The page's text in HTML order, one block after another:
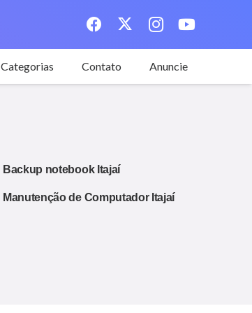
Categorias Contato Anuncie
Backup notebook Itajaí
Manutenção de Computador Itajaí